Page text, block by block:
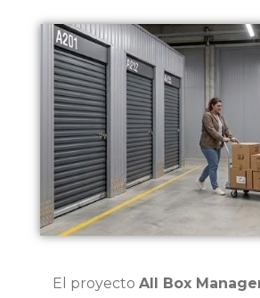
El proyecto All Box